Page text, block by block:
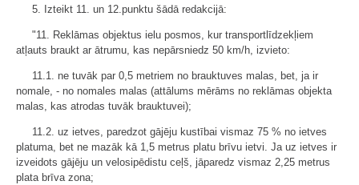
5. Izteikt 11. un 12.punktu šādā redakcijā:
"11. Reklāmas objektus ielu posmos, kur transportlīdzekļiem
atļauts braukt ar ātrumu, kas nepārsniedz 50 km/h, izvieto:
11.1. ne tuvāk par 0,5 metriem no brauktuves malas, bet, ja ir
nomale, - no nomales malas (attālums mērāms no reklāmas objekta
malas, kas atrodas tuvāk brauktuvei);
11.2. uz ietves, paredzot gājēju kustībai vismaz 75 % no ietves
platuma, bet ne mazāk kā 1,5 metrus platu brīvu ietvi. Ja uz ietves ir
izveidots gājēju un velosipēdistu ceļš, jāparedz vismaz 2,25 metrus
plata brīva zona;